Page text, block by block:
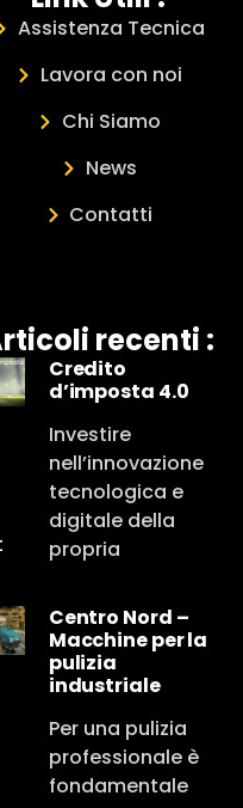
Assistenza Tecnica
Lavora con noi
Chi Siamo
News
Contatti
recenti :
Credito
d’imposta 4.0
Investire
nell’innovazione
tecnologica e
digitale della
propria
Centro Nord –
Macchine per la
pulizia
industriale
Per una pulizia
professionale è
fondamentale